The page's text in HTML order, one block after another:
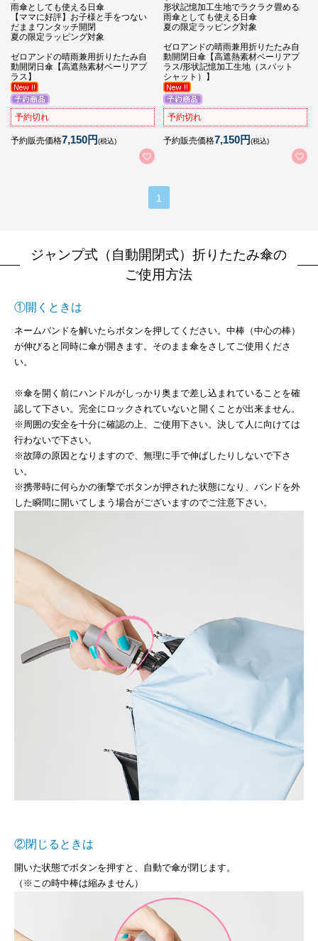
雨傘としても使える日傘
【ママに好評】お子様と手をつない
だままワンタッチ開閉
夏の限定ラッピング対象
ゼロアンドの晴雨兼用折りたたみ自
動開閉日傘【高遮熱素材ベーリアプ
ラス】
予約切れ
予約販売価格7,150円(税込)
形状記憶加工生地でラクラク畳める
雨傘としても使える日傘
夏の限定ラッピング対象
ゼロアンドの晴雨兼用折りたたみ自
動開閉日傘【高遮熱素材ベーリアプ
ラス/形状記憶加工生地（スパット
シャット）】
予約切れ
予約販売価格7,150円(税込)
1
ジャンプ式（自動開閉式）折りたたみ傘の
ご使用方法
①開くときは
ネームバンドを解いたらボタンを押してください。中棒（中心の棒）
が伸びると同時に傘が開きます。そのまま傘をさしてご使用くださ
い。
※傘を開く前にハンドルがしっかり奥まで差し込まれていることを確
認して下さい。完全にロックされていないと開くことが出来ません。
※周囲の安全を十分に確認の上、ご使用下さい。決して人に向けては
行わないで下さい。
※故障の原因となりますので、無理に手で伸ばしたりしないで下さ
い。
※携帯時に何らかの衝撃でボタンが押された状態になり、バンドを外
した瞬間に開いてしまう場合がございますのでご注意下さい。
②閉じるときは
開いた状態でボタンを押すと、自動で傘が閉じます。
（※この時中棒は縮みません）